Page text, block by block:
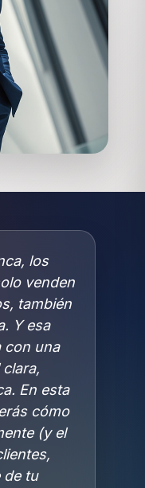
los
venden
también
Y esa
con una
En esta
cómo
(y el
de tu